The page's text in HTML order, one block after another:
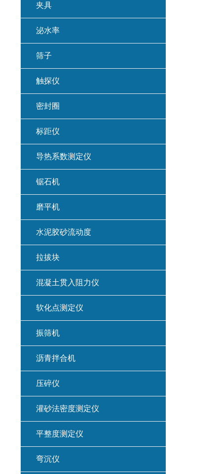
夹具
泌水率
筛子
触探仪
密封圈
标距仪
导热系数测定仪
锯石机
磨平机
水泥胶砂流动度
拉拔块
混凝土贯入阻力仪
软化点测定仪
振筛机
沥青拌合机
压碎仪
灌砂法密度测定仪
平整度测定仪
弯沉仪